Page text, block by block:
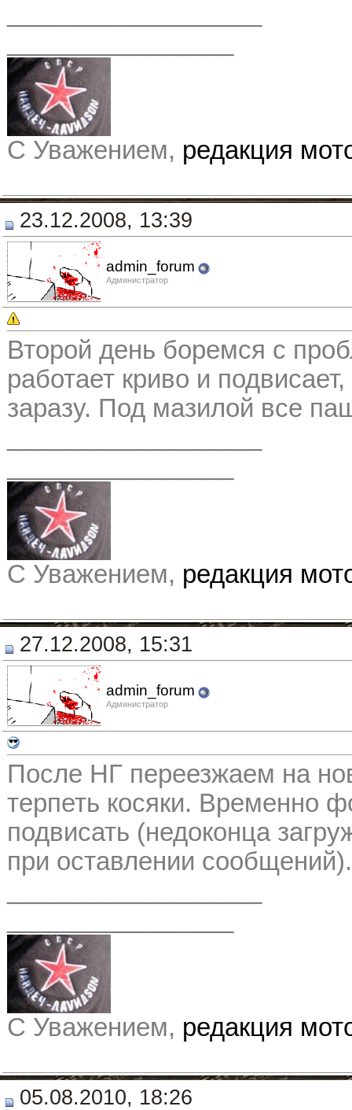
С Уважением, редакция
23.12.2008, 13:39
admin_forum
Администратор
Второй день боремся с
работает криво и
заразу. Под мазилой все
С Уважением, редакция
27.12.2008, 15:31
admin_forum
Администратор
После НГ переезжаем на
терпеть косяки. Временно
подвисать (недоконца
при оставлении
С Уважением, редакция
05.08.2010, 18:26